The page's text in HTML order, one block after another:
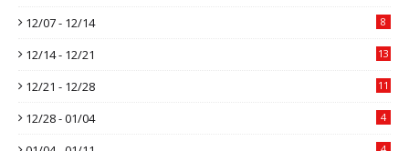
12/07 - 12/14 8
12/14 - 12/21 13
12/21 - 12/28 11
12/28 - 01/04 4